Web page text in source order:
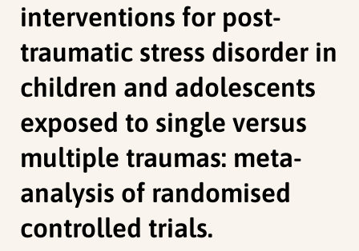
interventions for post-
traumatic stress disorder in
children and adolescents
exposed to single versus
multiple traumas: meta-
analysis of randomised
controlled trials.